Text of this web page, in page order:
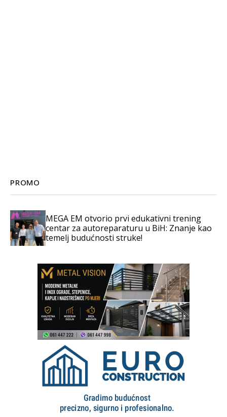
PROMO
MEGA EM otvorio prvi edukativni trening
centar za autoreparaturu u BiH: Znanje kao
temelj budućnosti struke!